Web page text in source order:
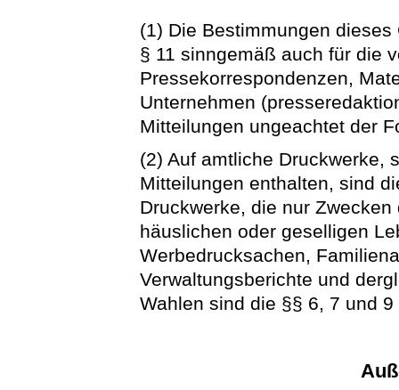
(1) Die Bestimmungen
§ 11 sinngemäß auch für die
Pressekorrespondenzen,
Unternehmen
Mitteilungen ungeachtet der
(2) Auf amtliche Druckwerke,
Mitteilungen enthalten, sind
Druckwerke, die nur
häuslichen oder geselligen
Werbedrucksachen,
Verwaltungsberichte und
Wahlen sind die §§ 6, 7 und